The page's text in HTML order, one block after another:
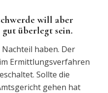
will aber
überlegt sein.
haben. Der
Ermittlungsverfahren
Sollte die
gehen hat